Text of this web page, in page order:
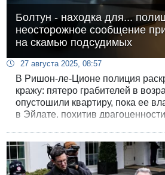
Болтун - находка для...
неосторожное сообщение
на скамью подсудимых
27 августа 2025, 08:57
В Ришон-ле-Ционе полиция
кражу: пятеро грабителей в
опустошили квартиру, пока ее
в Эйлате, похитив